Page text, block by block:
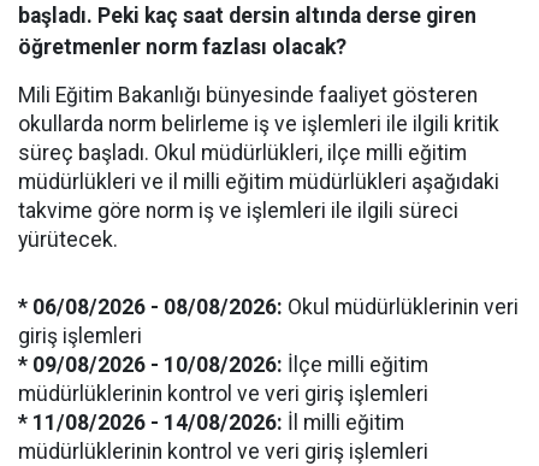
başladı. Peki kaç saat dersin altında derse giren
öğretmenler norm fazlası olacak?
Mili Eğitim Bakanlığı bünyesinde faaliyet gösteren
okullarda norm belirleme iş ve işlemleri ile ilgili kritik
süreç başladı. Okul müdürlükleri, ilçe milli eğitim
müdürlükleri ve il milli eğitim müdürlükleri aşağıdaki
takvime göre norm iş ve işlemleri ile ilgili süreci
yürütecek.
* 06/08/2026 - 08/08/2026: Okul müdürlüklerinin veri
giriş işlemleri
* 09/08/2026 - 10/08/2026: İlçe milli eğitim
müdürlüklerinin kontrol ve veri giriş işlemleri
* 11/08/2026 - 14/08/2026: İl milli eğitim
müdürlüklerinin kontrol ve veri giriş işlemleri